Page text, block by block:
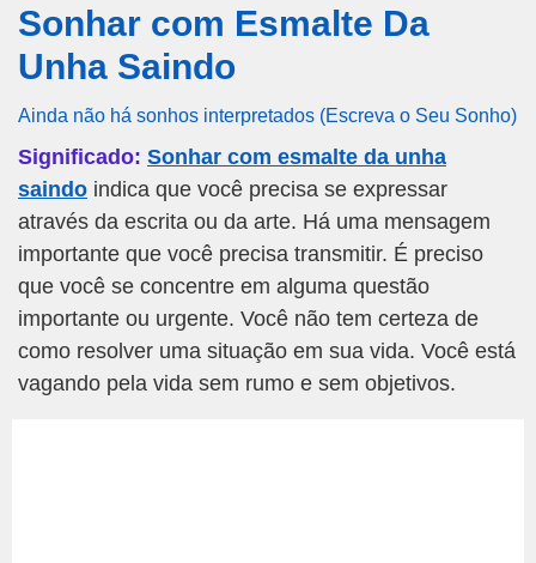
Sonhar com Esmalte Da
Unha Saindo
Ainda não há sonhos interpretados (Escreva o Seu Sonho)
Significado: Sonhar com esmalte da unha
saindo indica que você precisa se expressar
através da escrita ou da arte. Há uma mensagem
importante que você precisa transmitir. É preciso
que você se concentre em alguma questão
importante ou urgente. Você não tem certeza de
como resolver uma situação em sua vida. Você está
vagando pela vida sem rumo e sem objetivos.